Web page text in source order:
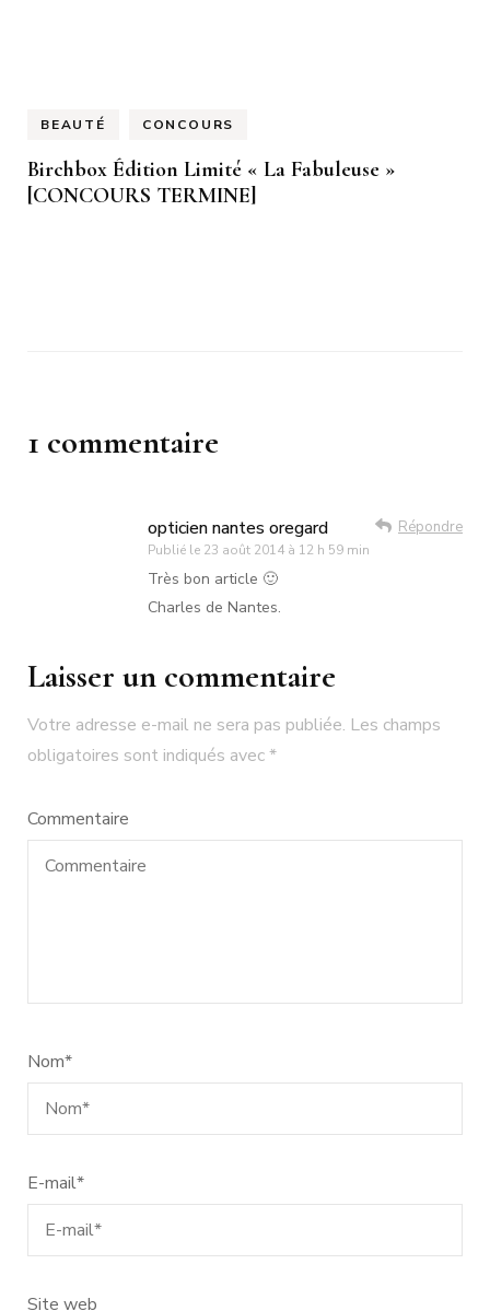
BEAUTÉ CONCOURS
Birchbox Édition Limité « La Fabuleuse »
[CONCOURS TERMINE]
1 commentaire
opticien nantes oregard
Publié le 23 août 2014 à 12 h 59 min
Répondre
Très bon article 🙂
Charles de Nantes.
Laisser un commentaire
Votre adresse e-mail ne sera pas publiée. Les champs
obligatoires sont indiqués avec*
Commentaire
Nom*
E-mail*
Site web